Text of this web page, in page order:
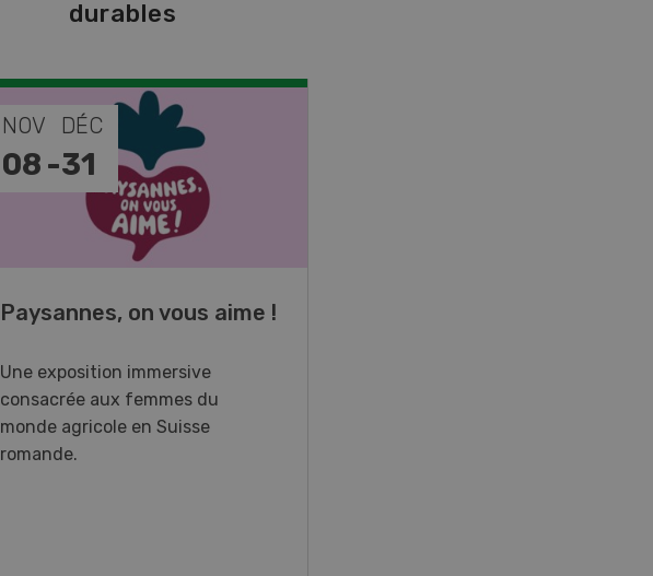
durables
NOV
08 -
DÉC
31
Paysannes, on vous aime !
Une exposition immersive
consacrée aux femmes du
monde agricole en Suisse
romande.